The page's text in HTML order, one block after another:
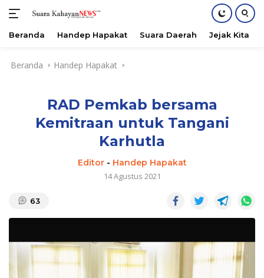
Beranda Handep Hapakat Suara Daerah Jejak Kita
Beranda Handep Hapakat
RAD Pemkab bersama
Kemitraan untuk Tangani
Karhutla
Editor- Handep Hapakat
14 Agustus 2021
63